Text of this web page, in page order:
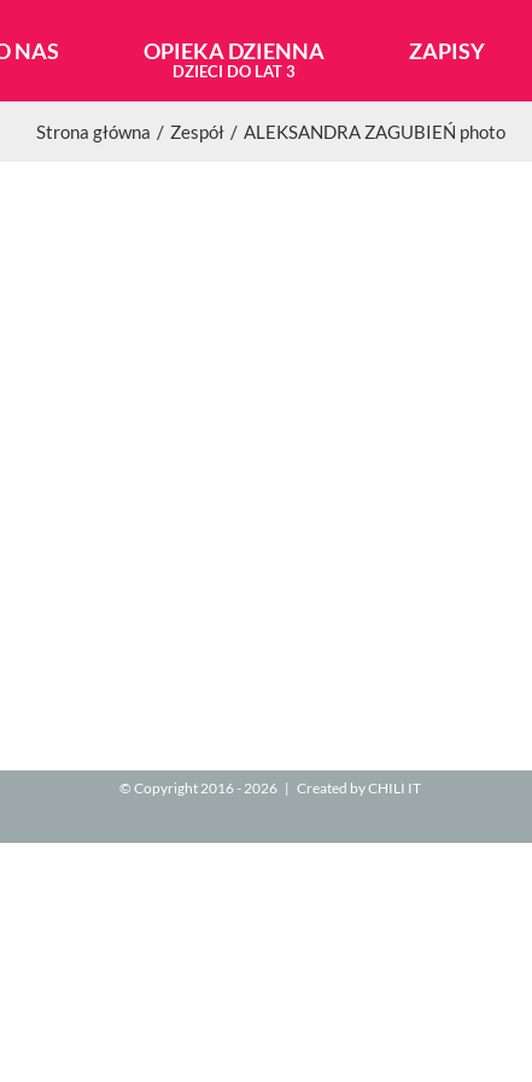
NAS OPIEKA DZIENNA ZAPISY
Strona główna Zespół ALEKSANDRA ZAGUBIEŃ photo
© Copyright 2016 -2026 | Created byCHILI IT